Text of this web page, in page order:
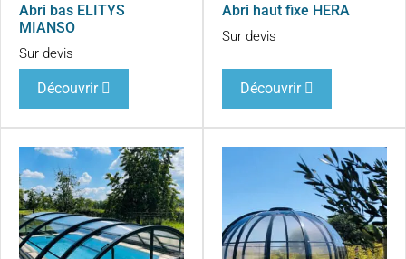
Abri bas ELITYS
MIANSO
Sur devis
Découvrir
Abri haut fixe HERA
Sur devis
Découvrir